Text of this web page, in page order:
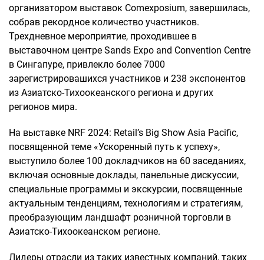
организатором выставок Comexposium, завершилась,
собрав рекордное количество участников.
Трехдневное мероприятие, проходившее в
выставочном центре Sands Expo and Convention Centre
в Сингапуре, привлекло более 7000
зарегистрировашихся участников и 238 экспонентов
из Азиатско-Тихоокеанского региона и других
регионов мира.
На выставке NRF 2024: Retail’s Big Show Asia Pacific,
посвященной теме «Ускоренный путь к успеху»,
выступило более 100 докладчиков на 60 заседаниях,
включая основные доклады, панельные дискуссии,
специальные программы и экскурсии, посвященные
актуальным тенденциям, технологиям и стратегиям,
преобразующим ландшафт розничной торговли в
Азиатско-Тихоокеанском регионе.
Лидеры отрасли из таких известных компаний, таких